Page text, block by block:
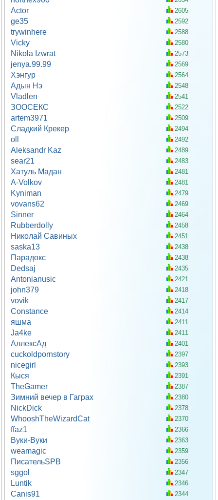
Actor 2605
ge35 2592
trywinhere 2588
Vicky 2580
Nikola Izwrat 2573
jenya.99.99 2569
Хэнгур 2564
Адын Нэ 2548
Vladlen 2541
ЗООСЕКС 2522
artem3971 2509
Сладкий Крекер 2494
oll 2492
Aleksandr Kaz 2489
sear21 2483
Хатуль Мадан 2481
A-Volkov 2481
Kyniman 2479
vovans62 2469
Sinner 2464
Rubberdolly 2458
Николай Савиных 2451
saska13 2438
Парадокс 2438
Dedsaj 2435
Antonianusic 2421
john379 2418
vovik 2417
Constance 2414
яшма 2411
Ja4ke 2411
АллексАд 2401
cuckoldpornstory 2397
nicegirl 2393
Кыся 2391
TheGamer 2387
Зимний вечер в Гаграх 2380
NickDick 2378
WhooshTheWizardCat 2370
ffaz1 2366
Вуки-Вуки 2363
weamagic 2359
ПисательSPB 2356
sggol 2347
Luntik 2346
Canis91 2344